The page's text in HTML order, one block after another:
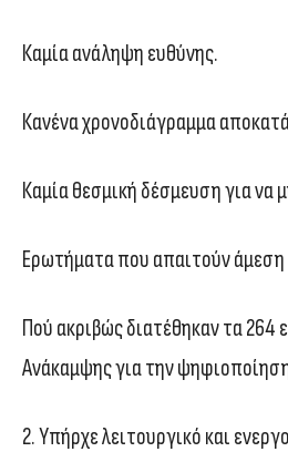
Καμία ανάληψη ευθύνης.
Κανένα χρονοδιάγραμμα
Καμία θεσμική δέσμευση για να
Ερωτήματα που απαιτούν
Πού ακριβώς διατέθηκαν τα 264
Ανάκαμψης για την
2. Υπήρχε λειτουργικό και